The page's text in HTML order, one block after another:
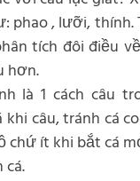
phao , lưỡi, thính.
tích đôi điều
hơn.
là 1 cách câu
khi câu, tránh cá
chứ ít khi bắt cá
cá.